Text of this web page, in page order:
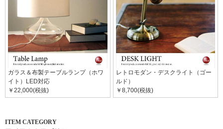
ガラス＆布製テーブルランプ（ホワ
イト）LED対応
￥22,000(税抜)
レトロモダン・デスクライト（ゴー
ルド）
￥8,700(税抜)